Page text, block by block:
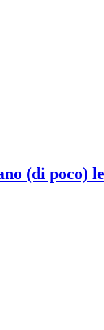
(di poco)